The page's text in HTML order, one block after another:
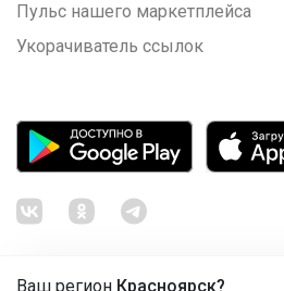
Ваш регион Красноярск?
Пульс нашего маркетплейса
Укорачиватель ссылок